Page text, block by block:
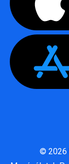
© 2026